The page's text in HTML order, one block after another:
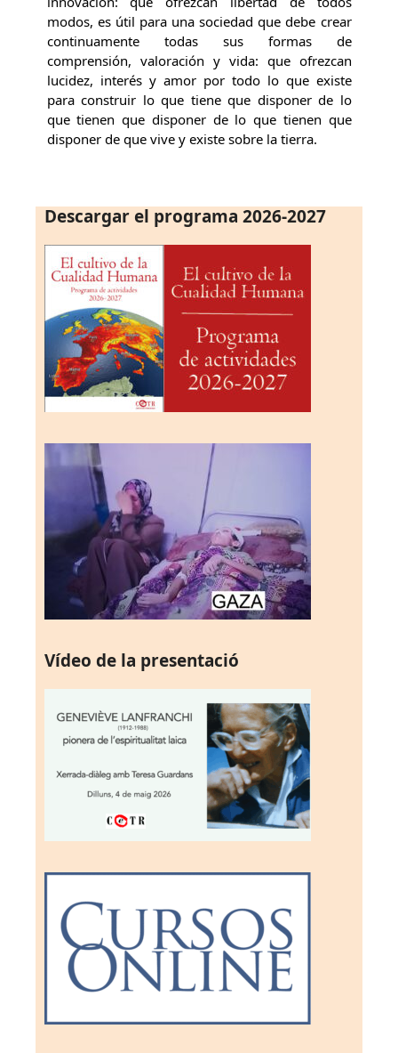
modos, es útil para una sociedad que debe crear
continuamente todas sus formas de
comprensión, valoración y vida: que ofrezcan
lucidez, interés y amor por todo lo que existe
para construir lo que tiene que disponer de lo
que tienen que disponer de lo que tienen que
disponer de que vive y existe sobre la tierra.
Descargar el programa 2026-2027
Vídeo de la presentació